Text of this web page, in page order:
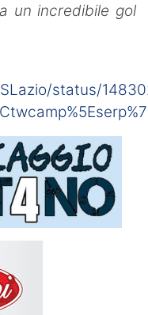
un incredibile gol
status/